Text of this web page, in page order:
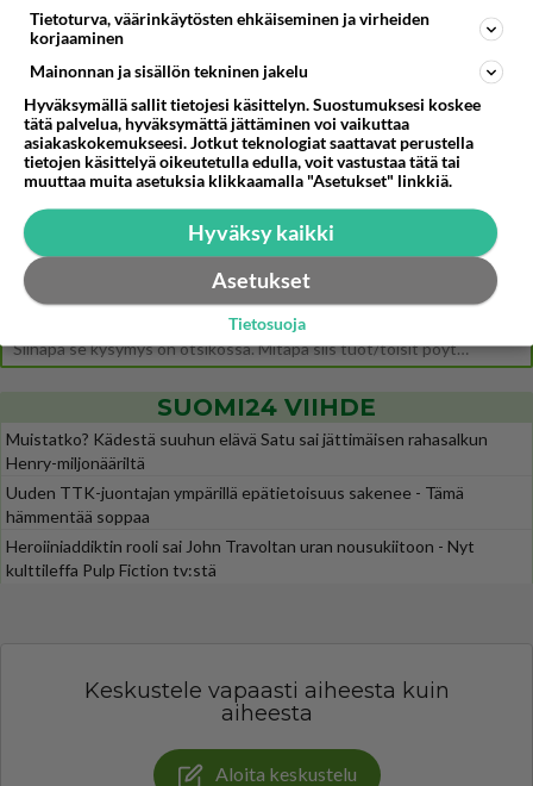
Osallistu keskusteluun
Muistatko Mikkelin panttivankidraaman?
Uusi draamasarja järkyttävästä tapauksesta on tulossa. Tositapahtumiin perustuva sarja ammentaa vuoden 1986 Mikkelin pan
Ernest Lawson täräytti erikoisen heiton TTK-lehdistötilaisuudessa: " Onko tässä tarkoituksena...?"
Ernest Lawson esitteli uudet TTK-tähtioppilaat ja opettajat torstaina 6.8. lehdistölle. Tulevalla kaudella on yksi hausk
Jos SDP ei voita reilusti, persut kumoavat demokratian Suomesta
Uuden TTK-juontajan ympärillä epätietoisuus sakenee - Nyt MTV hämmentää soppaa
Mitä tuot pöytään parisuhteessa?
Siinäpä se kysymys on otsikossa. Mitäpä siis tuot/toisit pöytään parisuhteessa? Oletko mies vai nainen? Koetko sen mitä
SUOMI24 VIIHDE
Muistatko? Kädestä suuhun elävä Satu sai jättimäisen rahasalkun
Henry-miljonääriltä
Uuden TTK-juontajan ympärillä epätietoisuus sakenee - Tämä
hämmentää soppaa
Heroiiniaddiktin rooli sai John Travoltan uran nousukiitoon - Nyt
kulttileffa Pulp Fiction tv:stä
Keskustele vapaasti aiheesta kuin
aiheesta
Aloita keskustelu
Tietoturva, väärinkäytösten ehkäiseminen ja virheiden
korjaaminen
Mainonnan ja sisällön tekninen jakelu
Hyväksymällä sallit tietojesi käsittelyn. Suostumuksesi koskee
tätä palvelua, hyväksymättä jättäminen voi vaikuttaa
asiakaskokemukseesi. Jotkut teknologiat saattavat perustella
tietojen käsittelyä oikeutetulla edulla, voit vastustaa tätä tai
muuttaa muita asetuksia klikkaamalla "Asetukset" linkkiä.
Hyväksy kaikki
Asetukset
Tietosuoja